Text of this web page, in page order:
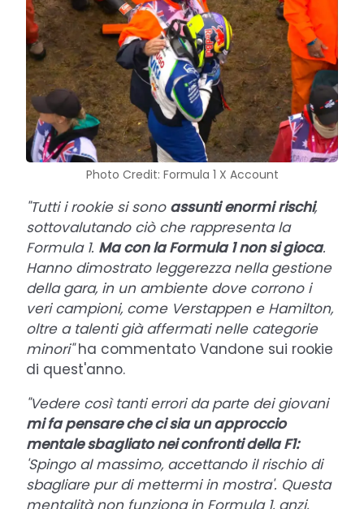
Photo Credit: Formula 1 X Account
"Tutti i rookie si sono assunti enormi rischi,
sottovalutando ciò che rappresenta la
Formula 1. Ma con la Formula 1 non si gioca.
Hanno dimostrato leggerezza nella gestione
della gara, in un ambiente dove corrono i
veri campioni, come Verstappen e Hamilton,
oltre a talenti già affermati nelle categorie
minori"ha commentato Vandone sui rookie
di quest'anno.
"Vedere così tanti errori da parte dei giovani
mi fa pensare che ci sia un approccio
mentale sbagliato nei confronti della F1:
'Spingo al massimo, accettando il rischio di
sbagliare pur di mettermi in mostra'. Questa
mentalità non funziona in Formula 1, anzi,